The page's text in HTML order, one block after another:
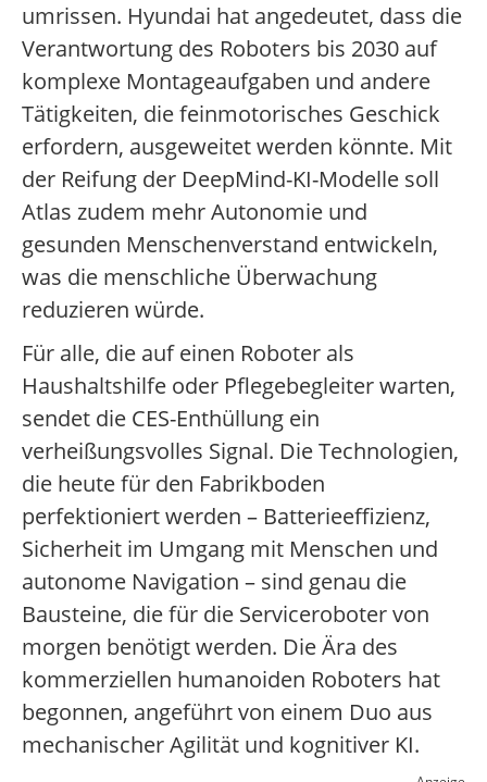
umrissen. Hyundai hat angedeutet, dass die
Verantwortung des Roboters bis 2030 auf
komplexe Montageaufgaben und andere
Tätigkeiten, die feinmotorisches Geschick
erfordern, ausgeweitet werden könnte. Mit
der Reifung der DeepMind-KI-Modelle soll
Atlas zudem mehr Autonomie und
gesunden Menschenverstand entwickeln,
was die menschliche Überwachung
reduzieren würde.
Für alle, die auf einen Roboter als
Haushaltshilfe oder Pflegebegleiter warten,
sendet die CES-Enthüllung ein
verheißungsvolles Signal. Die Technologien,
die heute für den Fabrikboden
perfektioniert werden – Batterieeffizienz,
Sicherheit im Umgang mit Menschen und
autonome Navigation – sind genau die
Bausteine, die für die Serviceroboter von
morgen benötigt werden. Die Ära des
kommerziellen humanoiden Roboters hat
begonnen, angeführt von einem Duo aus
mechanischer Agilität und kognitiver KI.